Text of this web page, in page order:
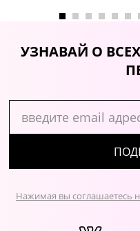
УЗНАВАЙ О
Нажимая вы соглашаетесь